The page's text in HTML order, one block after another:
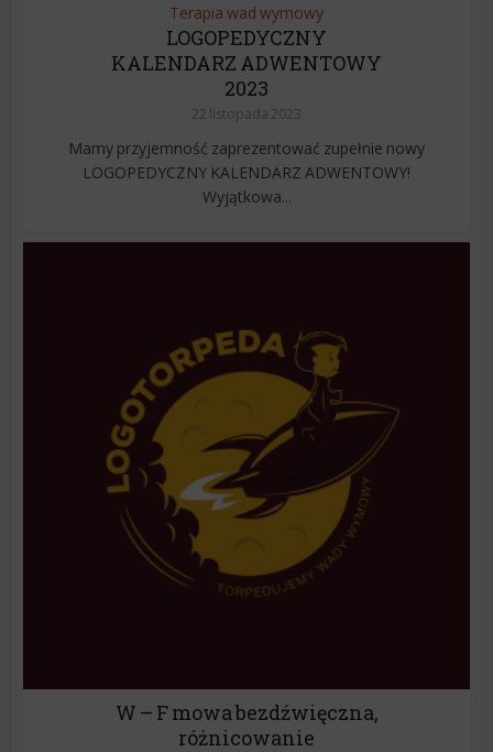
Terapia wad wymowy
LOGOPEDYCZNY
KALENDARZ ADWENTOWY
2023
22 listopada 2023
Mamy przyjemność zaprezentować zupełnie nowy
LOGOPEDYCZNY KALENDARZ ADWENTOWY!
Wyjątkowa...
W – F mowa bezdźwięczna,
różnicowanie